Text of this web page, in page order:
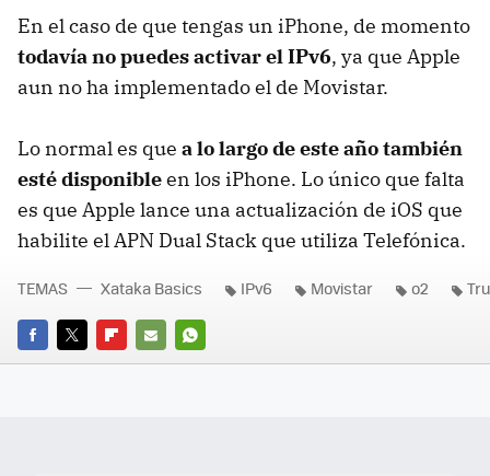
En el caso de que tengas un iPhone, de momento
todavía no puedes activar el IPv6, ya que Apple
aun no ha implementado el de Movistar.
Lo normal es que a lo largo de este año también
esté disponibleen los iPhone. Lo único que falta
es que Apple lance una actualización de iOS que
habilite el APN Dual Stack que utiliza Telefónica.
FACEBOOK
TWITTERFLIPBOARD
E-
WHATSAPP
TEMAS Xataka Basics IPv6 Movistar o2